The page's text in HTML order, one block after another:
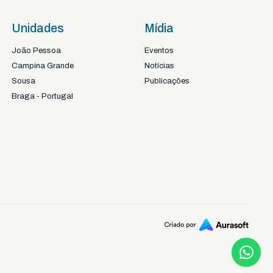
Unidades
João Pessoa
Campina Grande
Sousa
Braga - Portugal
Mídia
Eventos
Notícias
Publicações